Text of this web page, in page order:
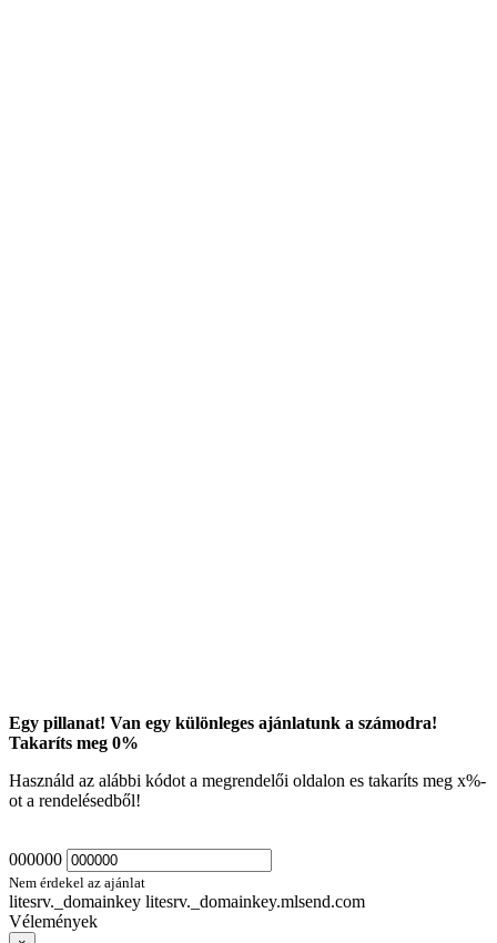
Egy pillanat! Van egy különleges ajánlatunk a számodra!
Takaríts meg 0%
Használd az alábbi kódot a megrendelői oldalon es takaríts meg x%-
ot a rendelésedből!
000000
Nem érdekel az ajánlat
litesrv._domainkey litesrv._domainkey.mlsend.com
Vélemények